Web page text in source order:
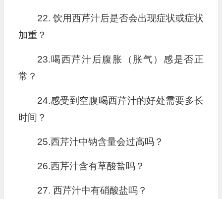
22. 饮用西芹汁后是否会出现症状或症状
加重？
23.喝西芹汁后腹胀（胀气）感是否正
常？
24.感受到空腹喝西芹汁的好处需要多长
时间？
25.西芹汁中钠含量会过高吗？
26.西芹汁含有草酸盐吗？
27. 西芹汁中有硝酸盐吗？